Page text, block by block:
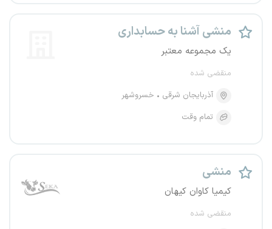
منشی آشنا به حسابداری
یک مجموعه معتبر
منقضی شده
آذربایجان شرقی
خسروشهر
تمام وقت
منشی
کیمیا کاوان کیهان
منقضی شده